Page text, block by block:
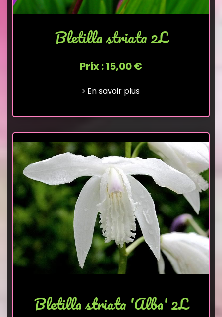
Bletilla striata 2L
Prix : 15,00 €
En savoir plus
Bletilla striata 'Alba' 2L